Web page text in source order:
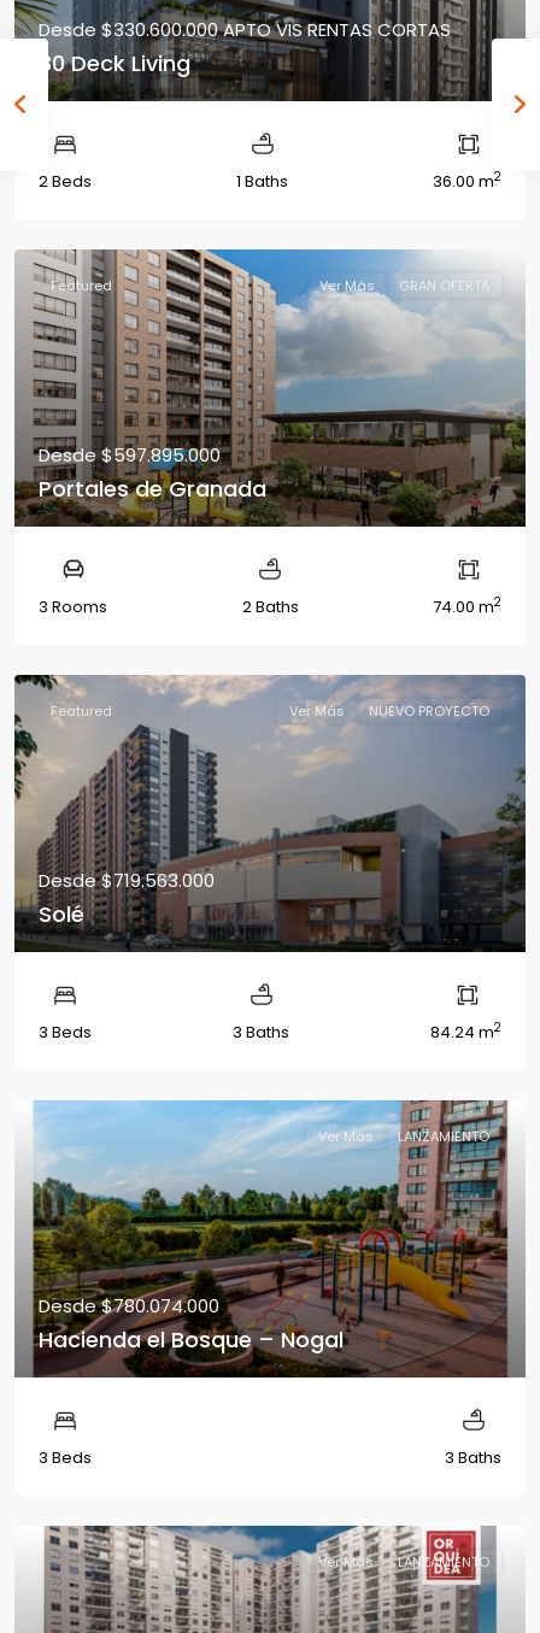
Desde $330.600.000APTO VIS RENTAS CORTAS
80 Deck Living
2 Beds 1 Baths 36.00 m2
Featured Ver Más GRAN OFERTA
Desde$597.895.000
Portales de Granada
3 Rooms 2 Baths 74.00 m2
Featured Ver Más NUEVO PROYECTO
Desde$719.563.000
Solé
3 Beds 3 Baths 84.24 m2
Ver Más LANZAMIENTO
Desde$780.074.000
Hacienda el Bosque – Nogal
3 Beds 3 Baths
Ver Más LANZAMIENTO